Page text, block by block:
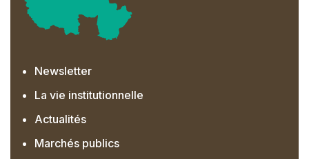
Newsletter
La vie institutionnelle
Actualités
Marchés publics